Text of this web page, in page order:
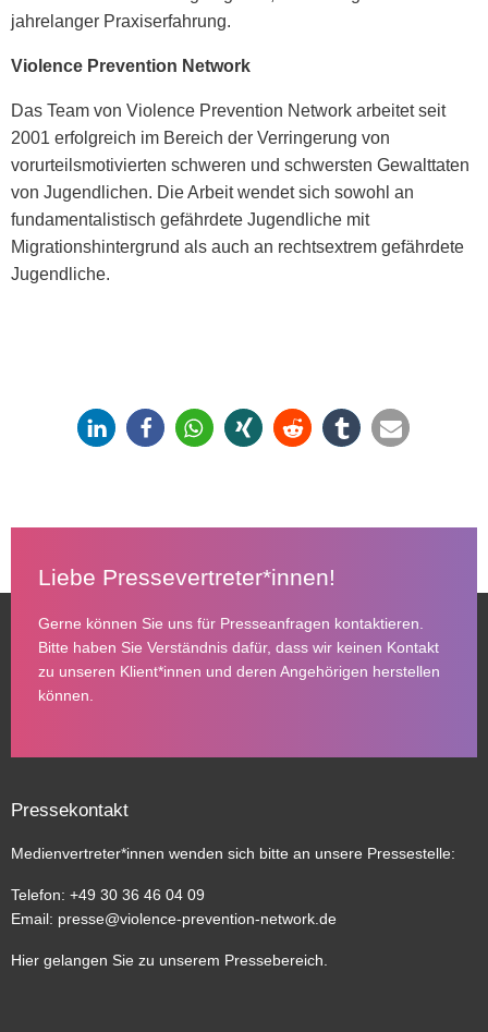
jahrelanger Praxiserfahrung.
Violence Prevention Network
Das Team von Violence Prevention Network arbeitet seit
2001 erfolgreich im Bereich der Verringerung von
vorurteilsmotivierten schweren und schwersten Gewalttaten
von Jugendlichen. Die Arbeit wendet sich sowohl an
fundamentalistisch gefährdete Jugendliche mit
Migrationshintergrund als auch an rechtsextrem gefährdete
Jugendliche.
Liebe Pressevertreter*innen!
Gerne können Sie uns für Presseanfragen kontaktieren.
Bitte haben Sie Verständnis dafür, dass wir keinen Kontakt
zu unseren Klient*innen und deren Angehörigen herstellen
können.
Pressekontakt
Medienvertreter*innen wenden sich bitte an unsere Pressestelle:
Telefon: +49 30 36 46 04 09
Email: presse@violence-prevention-network.de
Hier gelangen Sie zu unserem Pressebereich